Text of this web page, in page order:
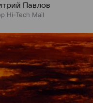
Павлов
Hi-Tech Mail